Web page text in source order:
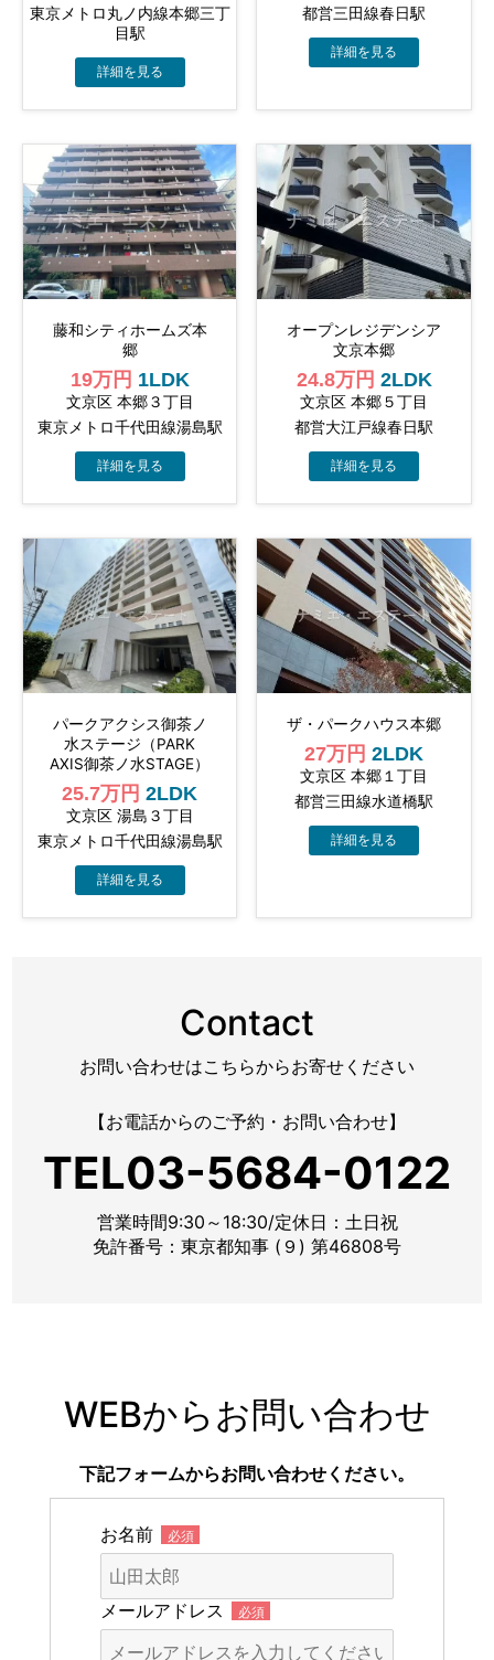
東京メトロ丸ノ内線本郷三丁
目駅
都営三田線春日駅
藤和シティホームズ本
郷
19万円 1LDK
文京区 本郷３丁目
東京メトロ千代田線湯島駅
オープン​レジデンシア
文京本郷
24.8万円 2LDK
文京区 本郷５丁目
都営大江戸線春日駅
パークアクシス御茶ノ
水ステージ（PARK
AXIS御茶ノ水STAGE）
25.7万円2LDK
文京区 湯島３丁目
東京メトロ千代田線湯島駅
ザ・パークハウス本郷
27万円2LDK
文京区 本郷１丁目
都営三田線水道橋駅
Contact
お問い合わせはこちらからお寄せください
【お電話からのご予約・お問い合わせ】
TEL03-5684-0122
営業時間9:30～18:30/定休日：土日祝
免許番号：東京都知事 (９) 第46808号
WEBからお問い合わせ
下記フォームからお問い合わせください。
お名前 必須
メールアドレス 必須